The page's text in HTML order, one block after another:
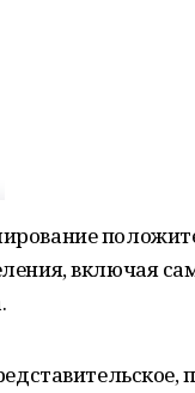
включая